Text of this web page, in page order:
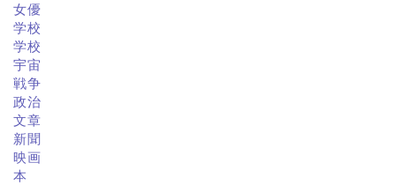
女優
学校
学校
宇宙
戦争
政治
文章
新聞
映画
本